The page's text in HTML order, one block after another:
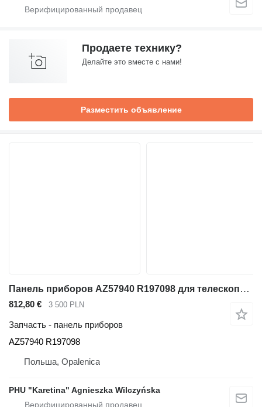
Продаете технику?
Делайте это вместе с нами!
Разместить объявление
Панель приборов AZ57940 R197098 для телескопического фронтального погрузчика John Deere 3800
812,80 € 3 500 PLN
Запчасть - панель приборов
AZ57940 R197098
Польша, Opalenica
PHU "Karetina" Agnieszka Wilczyńska